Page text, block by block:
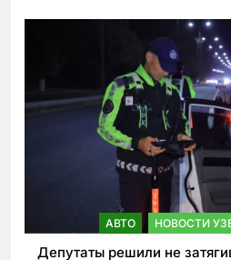
АВТО НОВОСТИ
Депутаты решили не